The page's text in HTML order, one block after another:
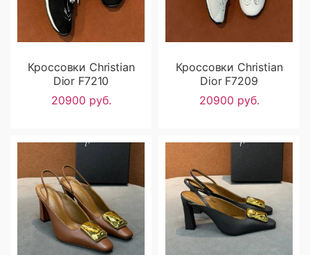
Кроссовки Christian
Dior F7210
20900 руб.
Кроссовки Christian
Dior F7209
20900 руб.